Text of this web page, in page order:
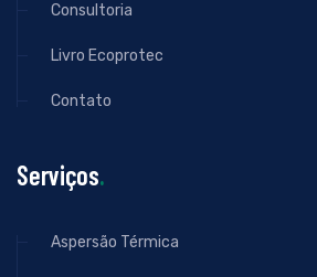
Consultoria
Livro Ecoprotec
Contato
Serviços.
Aspersão Térmica